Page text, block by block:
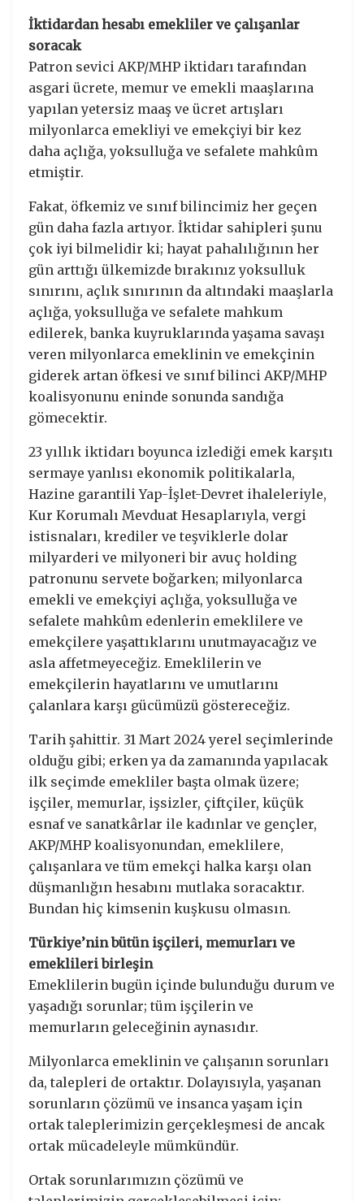
İktidardan hesabı emekliler ve çalışanlar
soracak
Patron sevici AKP/MHP iktidarı tarafından
asgari ücrete, memur ve emekli maaşlarına
yapılan yetersiz maaş ve ücret artışları
milyonlarca emekliyi ve emekçiyi bir kez
daha açlığa, yoksulluğa ve sefalete mahkûm
etmiştir.
Fakat, öfkemiz ve sınıf bilincimiz her geçen
gün daha fazla artıyor. İktidar sahipleri şunu
çok iyi bilmelidir ki; hayat pahalılığının her
gün arttığı ülkemizde bırakınız yoksulluk
sınırını, açlık sınırının da altındaki maaşlarla
açlığa, yoksulluğa ve sefalete mahkum
edilerek, banka kuyruklarında yaşama savaşı
veren milyonlarca emeklinin ve emekçinin
giderek artan öfkesi ve sınıf bilinci AKP/MHP
koalisyonunu eninde sonunda sandığa
gömecektir.
23 yıllık iktidarı boyunca izlediği emek karşıtı
sermaye yanlısı ekonomik politikalarla,
Hazine garantili Yap-İşlet-Devret ihaleleriyle,
Kur Korumalı Mevduat Hesaplarıyla, vergi
istisnaları, krediler ve teşviklerle dolar
milyarderi ve milyoneri bir avuç holding
patronunu servete boğarken; milyonlarca
emekli ve emekçiyi açlığa, yoksulluğa ve
sefalete mahkûm edenlerin emeklilere ve
emekçilere yaşattıklarını unutmayacağız ve
asla affetmeyeceğiz. Emeklilerin ve
emekçilerin hayatlarını ve umutlarını
çalanlara karşı gücümüzü göstereceğiz.
Tarih şahittir. 31 Mart 2024 yerel seçimlerinde
olduğu gibi; erken ya da zamanında yapılacak
ilk seçimde emekliler başta olmak üzere;
işçiler, memurlar, işsizler, çiftçiler, küçük
esnaf ve sanatkârlar ile kadınlar ve gençler,
AKP/MHP koalisyonundan, emeklilere,
çalışanlara ve tüm emekçi halka karşı olan
düşmanlığın hesabını mutlaka soracaktır.
Bundan hiç kimsenin kuşkusu olmasın.
Türkiye’nin bütün işçileri, memurları ve
emeklileri birleşin
Emeklilerin bugün içinde bulunduğu durum ve
yaşadığı sorunlar; tüm işçilerin ve
memurların geleceğinin aynasıdır.
Milyonlarca emeklinin ve çalışanın sorunları
da, talepleri de ortaktır. Dolayısıyla, yaşanan
sorunların çözümü ve insanca yaşam için
ortak taleplerimizin gerçekleşmesi de ancak
ortak mücadeleyle mümkündür.
Ortak sorunlarımızın çözümü ve